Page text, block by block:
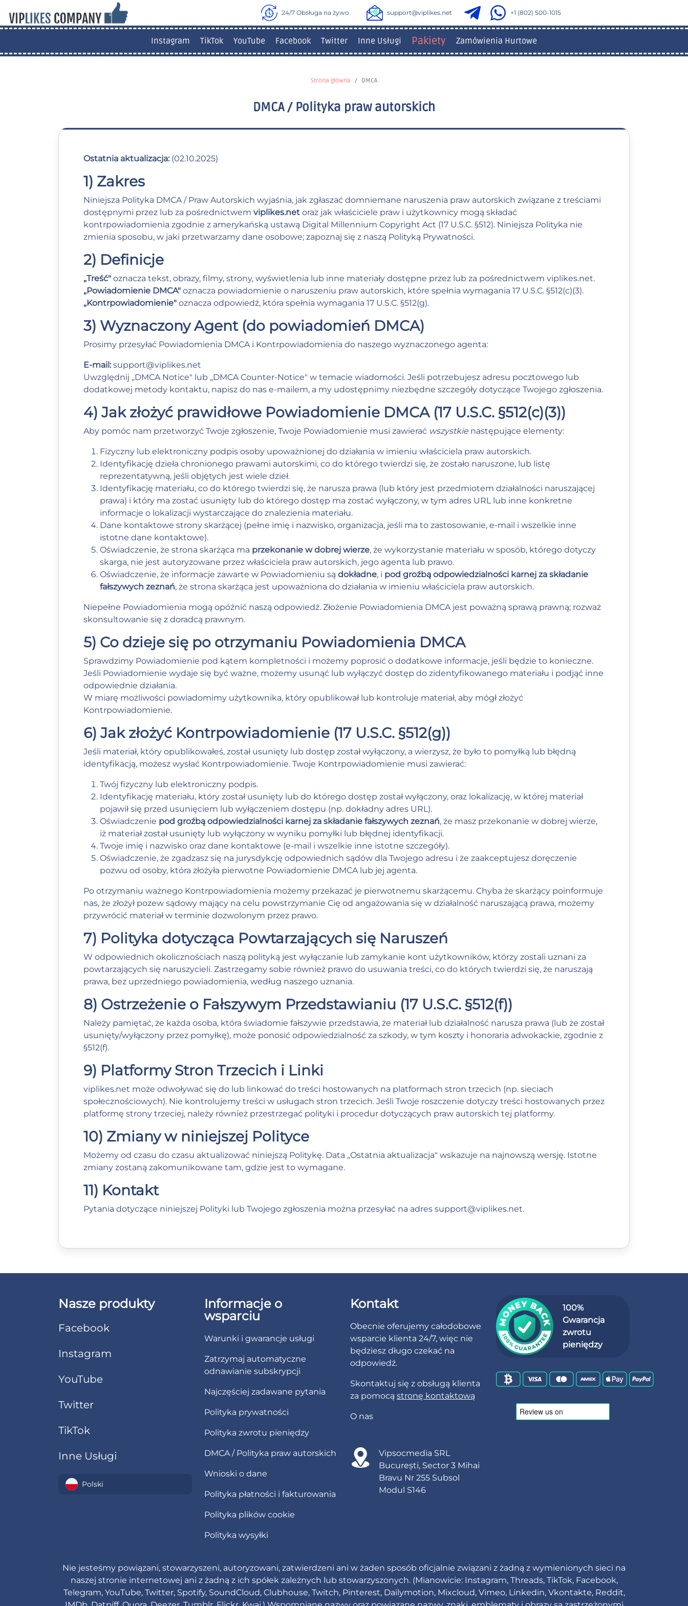
24/7 Obsługa na żywo support@viplikes.net +1 (802) 500-1015
Instagram TikTok YouTube Facebook Twitter Inne Usługi Pakiety Zamówienia Hurtowe
Strona główna DMCA
DMCA / Polityka praw autorskich
Ostatnia aktualizacja: (02.10.2025)
1) Zakres
Niniejsza Polityka DMCA / Praw Autorskich wyjaśnia, jak zgłaszać domniemane naruszenia praw autorskich związane z treściami
dostępnymi przez lub za pośrednictwem viplikes.net oraz jak właściciele praw i użytkownicy mogą składać
kontrpowiadomienia zgodnie z amerykańską ustawą Digital Millennium Copyright Act (17 U.S.C. §512). Niniejsza Polityka nie
zmienia sposobu, w jaki przetwarzamy dane osobowe; zapoznaj się z naszą Polityką Prywatności.
2) Definicje
„Treść" oznacza tekst, obrazy, filmy, strony, wyświetlenia lub inne materiały dostępne przez lub za pośrednictwem viplikes.net.
„Powiadomienie DMCA" oznacza powiadomienie o naruszeniu praw autorskich, które spełnia wymagania 17 U.S.C. §512(c)(3).
„Kontrpowiadomienie" oznacza odpowiedź, która spełnia wymagania 17 U.S.C. §512(g).
3) Wyznaczony Agent (do powiadomień DMCA)
Prosimy przesyłać Powiadomienia DMCA i Kontrpowiadomienia do naszego wyznaczonego agenta:
E-mail: support@viplikes.net
Uwzględnij „DMCA Notice" lub „DMCA Counter-Notice" w temacie wiadomości. Jeśli potrzebujesz adresu pocztowego lub
dodatkowej metody kontaktu, napisz do nas e-mailem, a my udostępnimy niezbędne szczegóły dotyczące Twojego zgłoszenia.
4) Jak złożyć prawidłowe Powiadomienie DMCA (17 U.S.C. §512(c)(3))
Aby pomóc nam przetworzyć Twoje zgłoszenie, Twoje Powiadomienie musi zawierać wszystkie następujące elementy:
Fizyczny lub elektroniczny podpis osoby upoważnionej do działania w imieniu właściciela praw autorskich.
Identyfikację dzieła chronionego prawami autorskimi, co do którego twierdzi się, że zostało naruszone, lub listę
reprezentatywną, jeśli objętych jest wiele dzieł.
Identyfikację materiału, co do którego twierdzi się, że narusza prawa (lub który jest przedmiotem działalności naruszającej
prawa) i który ma zostać usunięty lub do którego dostęp ma zostać wyłączony, w tym adres URL lub inne konkretne
informacje o lokalizacji wystarczające do znalezienia materiału.
Dane kontaktowe strony skarżącej (pełne imię i nazwisko, organizacja, jeśli ma to zastosowanie, e-mail i wszelkie inne
istotne dane kontaktowe).
Oświadczenie, że strona skarżąca ma przekonanie w dobrej wierze, że wykorzystanie materiału w sposób, którego dotyczy
skarga, nie jest autoryzowane przez właściciela praw autorskich, jego agenta lub prawo.
Oświadczenie, że informacje zawarte w Powiadomieniu są dokładne, i pod groźbą odpowiedzialności karnej za składanie
fałszywych zeznań, że strona skarżąca jest upoważniona do działania w imieniu właściciela praw autorskich.
Niepełne Powiadomienia mogą opóźnić naszą odpowiedź. Złożenie Powiadomienia DMCA jest poważną sprawą prawną; rozważ
skonsultowanie się z doradcą prawnym.
5) Co dzieje się po otrzymaniu Powiadomienia DMCA
Sprawdzimy Powiadomienie pod kątem kompletności i możemy poprosić o dodatkowe informacje, jeśli będzie to konieczne.
Jeśli Powiadomienie wydaje się być ważne, możemy usunąć lub wyłączyć dostęp do zidentyfikowanego materiału i podjąć inne
odpowiednie działania.
W miarę możliwości powiadomimy użytkownika, który opublikował lub kontroluje materiał, aby mógł złożyć
Kontrpowiadomienie.
6) Jak złożyć Kontrpowiadomienie (17 U.S.C. §512(g))
Jeśli materiał, który opublikowałeś, został usunięty lub dostęp został wyłączony, a wierzysz, że było to pomyłką lub błędną
identyfikacją, możesz wysłać Kontrpowiadomienie. Twoje Kontrpowiadomienie musi zawierać:
Twój fizyczny lub elektroniczny podpis.
Identyfikację materiału, który został usunięty lub do którego dostęp został wyłączony, oraz lokalizację, w której materiał
pojawił się przed usunięciem lub wyłączeniem dostępu (np. dokładny adres URL).
Oświadczenie pod groźbą odpowiedzialności karnej za składanie fałszywych zeznań, że masz przekonanie w dobrej wierze,
iż materiał został usunięty lub wyłączony w wyniku pomyłki lub błędnej identyfikacji.
Twoje imię i nazwisko oraz dane kontaktowe (e-mail i wszelkie inne istotne szczegóły).
Oświadczenie, że zgadzasz się na jurysdykcję odpowiednich sądów dla Twojego adresu i że zaakceptujesz doręczenie
pozwu od osoby, która złożyła pierwotne Powiadomienie DMCA lub jej agenta.
Po otrzymaniu ważnego Kontrpowiadomienia możemy przekazać je pierwotnemu skarżącemu. Chyba że skarżący poinformuje
nas, że złożył pozew sądowy mający na celu powstrzymanie Cię od angażowania się w działalność naruszającą prawa, możemy
przywrócić materiał w terminie dozwolonym przez prawo.
7) Polityka dotycząca Powtarzających się Naruszeń
W odpowiednich okolicznościach naszą polityką jest wyłączanie lub zamykanie kont użytkowników, którzy zostali uznani za
powtarzających się naruszycieli. Zastrzegamy sobie również prawo do usuwania treści, co do których twierdzi się, że naruszają
prawa, bez uprzedniego powiadomienia, według naszego uznania.
8) Ostrzeżenie o Fałszywym Przedstawianiu (17 U.S.C. §512(f))
Należy pamiętać, że każda osoba, która świadomie fałszywie przedstawia, że materiał lub działalność narusza prawa (lub że został
usunięty/wyłączony przez pomyłkę), może ponosić odpowiedzialność za szkody, w tym koszty i honoraria adwokackie, zgodnie z
§512(f).
9) Platformy Stron Trzecich i Linki
viplikes.net może odwoływać się do lub linkować do treści hostowanych na platformach stron trzecich (np. sieciach
społecznościowych). Nie kontrolujemy treści w usługach stron trzecich. Jeśli Twoje roszczenie dotyczy treści hostowanych przez
platformę strony trzeciej, należy również przestrzegać polityki i procedur dotyczących praw autorskich tej platformy.
10) Zmiany w niniejszej Polityce
Możemy od czasu do czasu aktualizować niniejszą Politykę. Data „Ostatnia aktualizacja" wskazuje na najnowszą wersję. Istotne
zmiany zostaną zakomunikowane tam, gdzie jest to wymagane.
11) Kontakt
Pytania dotyczące niniejszej Polityki lub Twojego zgłoszenia można przesyłać na adres support@viplikes.net.
Nasze produkty
Facebook
Instagram
YouTube
Twitter
TikTok
Inne Usługi
Polski
Informacje o
wsparciu
Warunki i gwarancje usługi
Zatrzymaj automatyczne
odnawianie subskrypcji
Najczęściej zadawane pytania
Polityka prywatności
Polityka zwrotu pieniędzy
DMCA / Polityka praw autorskich
Wnioski o dane
Polityka płatności i fakturowania
Polityka plików cookie
Polityka wysyłki
Kontakt
Obecnie oferujemy całodobowe
wsparcie klienta 24/7, więc nie
będziesz długo czekać na
odpowiedź.
Skontaktuj się z obsługą klienta
za pomocą stronę kontaktową
O nas
Vipsocmedia SRL
București, Sector 3 Mihai
Bravu Nr 255 Subsol
Modul S146
100%
Gwarancja
zwrotu
pieniędzy
Nie jesteśmy powiązani, stowarzyszeni, autoryzowani, zatwierdzeni ani w żaden sposób oficjalnie związani z żadną z wymienionych sieci na
naszej stronie internetowej ani z żadną z ich spółek zależnych lub stowarzyszonych. (Mianowicie: Instagram, Threads, TikTok, Facebook,
Telegram, YouTube, Twitter, Spotify, SoundCloud, Clubhouse, Twitch, Pinterest, Dailymotion, Mixcloud, Vimeo, Linkedin, Vkontakte, Reddit,